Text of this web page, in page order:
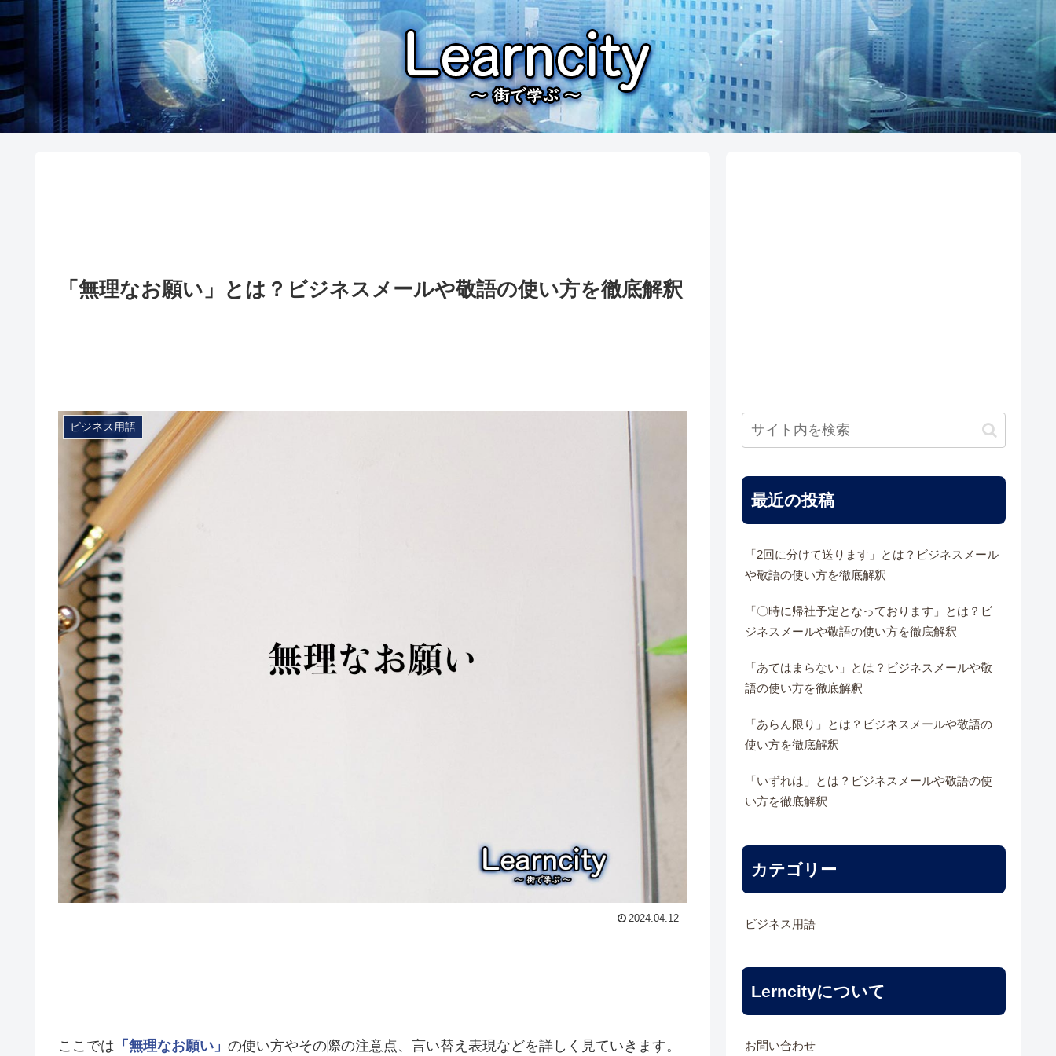
「無理なお願い」とは？ビジネスメールや敬語の使い方を徹底解釈
ビジネス用語
2024.04.12
ここでは 「無理なお願い」 の使い方やその際の注意点、言い替え表現などを詳しく見ていきます。
最近の投稿
「2回に分けて送ります」とは？ビジネスメール
や敬語の使い方を徹底解釈
「〇時に帰社予定となっております」とは？ビ
ジネスメールや敬語の使い方を徹底解釈
「あてはまらない」とは？ビジネスメールや敬
語の使い方を徹底解釈
「あらん限り」とは？ビジネスメールや敬語の
使い方を徹底解釈
「いずれは」とは？ビジネスメールや敬語の使
い方を徹底解釈
カテゴリー
ビジネス用語
Lerncityについて
お問い合わせ